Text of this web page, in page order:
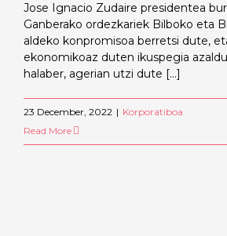
Jose Ignacio Zudaire presidentea
Ganberako ordezkariek Bilboko eta
aldeko konpromisoa berretsi dute,
ekonomikoaz duten ikuspegia
halaber, agerian utzi dute [...]
23 December, 2022 | Korporatiboa
Read More